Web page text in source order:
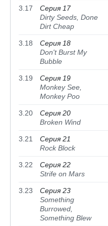
3.17
Серия 17
Dirty Seeds, Done
Dirt Cheap
3.18
Серия 18
Don't Burst My
Bubble
3.19
Серия 19
Monkey See,
Monkey Poo
3.20
Серия 20
Broken Wind
3.21
Серия 21
Rock Block
3.22
Серия 22
Strife on Mars
3.23
Серия 23
Something
Burrowed,
Something Blew